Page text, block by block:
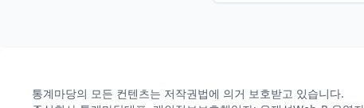
통계마당의 모든 컨텐츠는 저작권법에 의거 보호받고 있습니다.